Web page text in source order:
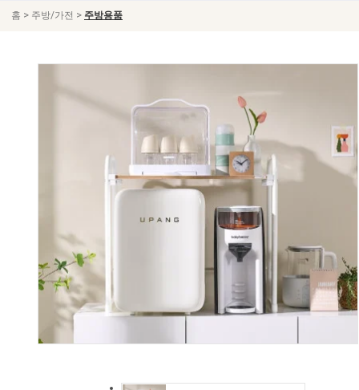
홈 > 주방/가전 > 주방용품